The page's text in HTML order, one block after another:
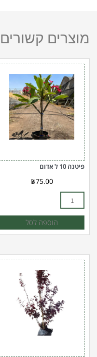
מוצרים קשורים
פיטנה 10 ל אדום
₪75.00
כמות
של
פיטנה
10
ל
אדום
הוספה לסל
כמות
של
שזיף
פיסרדי
25
ל'